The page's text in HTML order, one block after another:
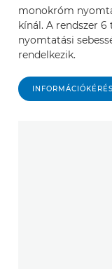
monokróm
kínál. A rendszer 6
nyomtatási
rendelkezik.
INFORMÁCIÓKÉRÉS